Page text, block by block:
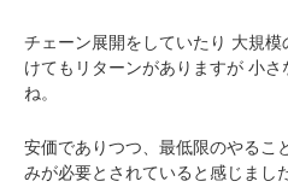
チェーン展開をしていたり 大規模
けてもリターンがありますが 小さ
ね。
安価でありつつ、最低限のやるこ
みが必要とされていると感じました